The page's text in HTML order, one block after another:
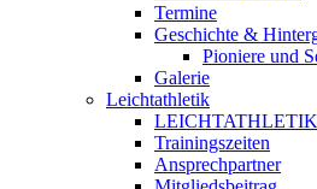
Termine
Geschichte &
Pioniere und
Galerie
Leichtathletik
LEICHTATHLETIK
Trainingszeiten
Ansprechpartner